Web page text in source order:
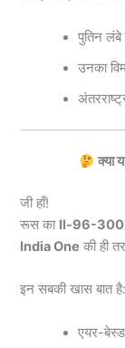
पुतिन लंबे
उनका
क्या
जी हाँ!
रूस का Il-96-
India One की ही
इन सबकी खास बात है:
एयर-